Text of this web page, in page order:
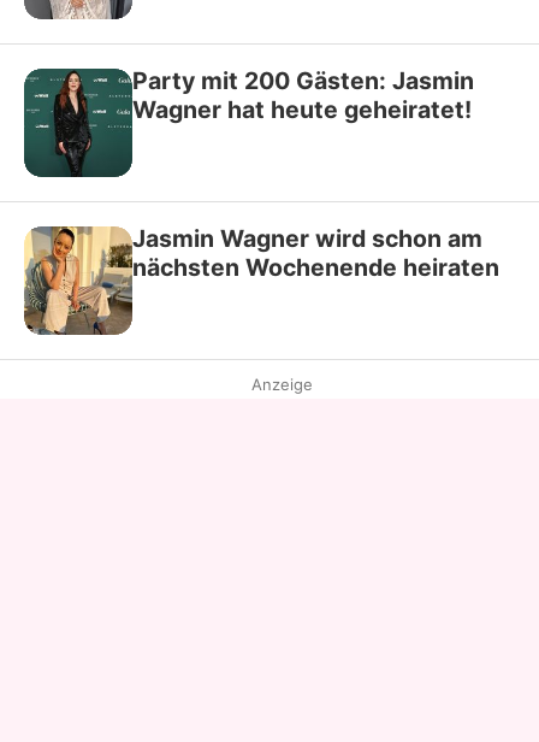
Party mit 200 Gästen: Jasmin
Wagner hat heute geheiratet!
Jasmin Wagner wird schon am
nächsten Wochenende heiraten
Anzeige